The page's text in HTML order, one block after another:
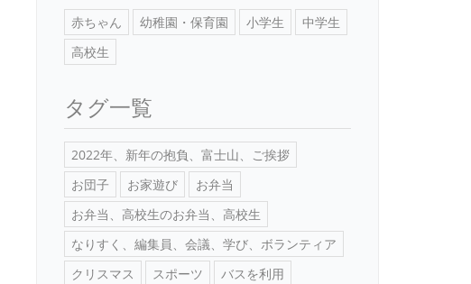
赤ちゃん 幼稚園・保育園 小学生
中学生
高校生
タグ一覧
2022年、新年の抱負、富士山、ご挨拶
お団子
お家遊び
お弁当
お弁当、高校生のお弁当、高校生
なりすく、編集員、会議、学び、ボランティア
クリスマス
スポーツ
バスを利用